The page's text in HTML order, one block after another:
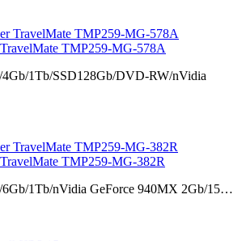
TMP259-MG-578A
1Tb/SSD128Gb/DVD-RW/nVidia
TMP259-MG-382R
6Gb/1Tb/nVidia GeForce 940MX 2Gb/15…